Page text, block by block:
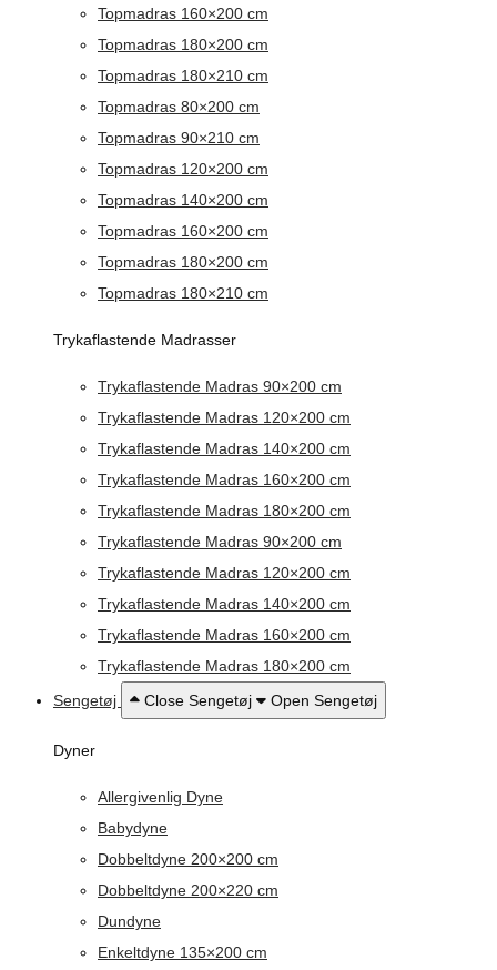
Topmadras 160×200 cm
Topmadras 180×200 cm
Topmadras 180×210 cm
Topmadras 80×200 cm
Topmadras 90×210 cm
Topmadras 120×200 cm
Topmadras 140×200 cm
Topmadras 160×200 cm
Topmadras 180×200 cm
Topmadras 180×210 cm
Trykaflastende Madrasser
Trykaflastende Madras 90×200 cm
Trykaflastende Madras 120×200 cm
Trykaflastende Madras 140×200 cm
Trykaflastende Madras 160×200 cm
Trykaflastende Madras 180×200 cm
Trykaflastende Madras 90×200 cm
Trykaflastende Madras 120×200 cm
Trykaflastende Madras 140×200 cm
Trykaflastende Madras 160×200 cm
Trykaflastende Madras 180×200 cm
Sengetøj
Close Sengetøj Open Sengetøj
Dyner
Allergivenlig Dyne
Babydyne
Dobbeltdyne 200×200 cm
Dobbeltdyne 200×220 cm
Dundyne
Enkeltdyne 135×200 cm